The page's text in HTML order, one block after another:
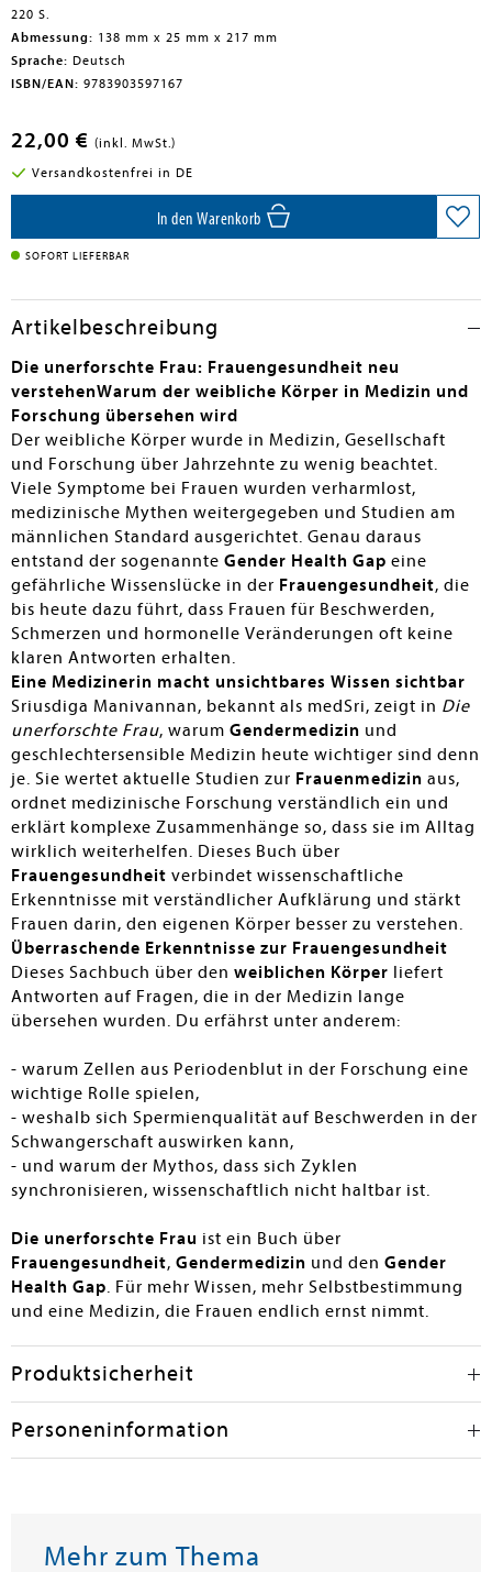
submenu
submenu
220 S.
Abmessung: 138 mm x 25 mm x 217 mm
Sprache: Deutsch
ISBN/EAN: 9783903597167
22,00 € (inkl. MwSt.)
Versandkostenfrei in DE
In den Warenkorb
SOFORT LIEFERBAR
Artikelbeschreibung
Die unerforschte Frau: Frauengesundheit neu
verstehenWarum der weibliche Körper in Medizin und
Forschung übersehen wird
Der weibliche Körper wurde in Medizin, Gesellschaft
und Forschung über Jahrzehnte zu wenig beachtet.
Viele Symptome bei Frauen wurden verharmlost,
medizinische Mythen weitergegeben und Studien am
männlichen Standard ausgerichtet. Genau daraus
entstand der sogenannte Gender Health Gap eine
gefährliche Wissenslücke in der Frauengesundheit, die
bis heute dazu führt, dass Frauen für Beschwerden,
Schmerzen und hormonelle Veränderungen oft keine
klaren Antworten erhalten.
Eine Medizinerin macht unsichtbares Wissen sichtbar
Sriusdiga Manivannan, bekannt als medSri, zeigt in Die
unerforschte Frau, warum Gendermedizin und
geschlechtersensible Medizin heute wichtiger sind denn
je. Sie wertet aktuelle Studien zur Frauenmedizin aus,
ordnet medizinische Forschung verständlich ein und
erklärt komplexe Zusammenhänge so, dass sie im Alltag
wirklich weiterhelfen. Dieses Buch über
Frauengesundheit verbindet wissenschaftliche
Erkenntnisse mit verständlicher Aufklärung und stärkt
Frauen darin, den eigenen Körper besser zu verstehen.
Überraschende Erkenntnisse zur Frauengesundheit
Dieses Sachbuch über den weiblichen Körper liefert
Antworten auf Fragen, die in der Medizin lange
übersehen wurden. Du erfährst unter anderem:
- warum Zellen aus Periodenblut in der Forschung eine
wichtige Rolle spielen,
- weshalb sich Spermienqualität auf Beschwerden in der
Schwangerschaft auswirken kann,
- und warum der Mythos, dass sich Zyklen
synchronisieren, wissenschaftlich nicht haltbar ist.
Die unerforschte Frau ist ein Buch über
Frauengesundheit, Gendermedizin und den Gender
Health Gap. Für mehr Wissen, mehr Selbstbestimmung
und eine Medizin, die Frauen endlich ernst nimmt.
Produktsicherheit
Personeninformation
Mehr zum Thema